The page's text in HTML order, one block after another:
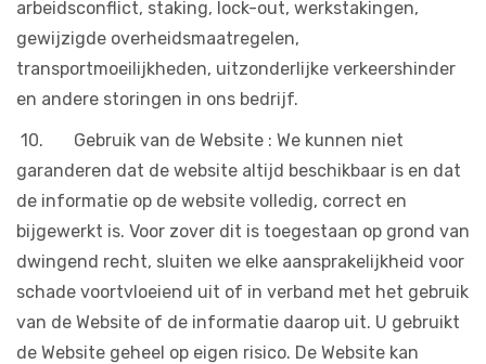
arbeidsconflict, staking, lock-out, werkstakingen,
gewijzigde overheidsmaatregelen,
transportmoeilijkheden, uitzonderlijke verkeershinder
en andere storingen in ons bedrijf.
10. Gebruik van de Website : We kunnen niet
garanderen dat de website altijd beschikbaar is en dat
de informatie op de website volledig, correct en
bijgewerkt is. Voor zover dit is toegestaan op grond van
dwingend recht, sluiten we elke aansprakelijkheid voor
schade voortvloeiend uit of in verband met het gebruik
van de Website of de informatie daarop uit. U gebruikt
de Website geheel op eigen risico. De Website kan